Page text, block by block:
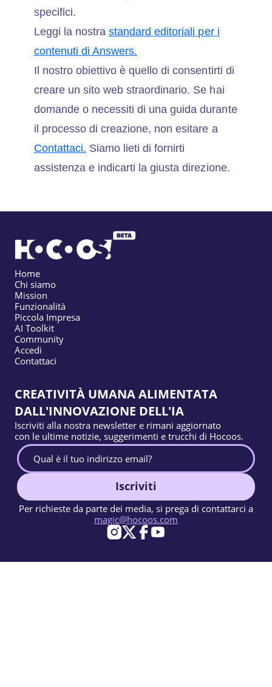
specifici.
Leggi la nostra standard editoriali per i
contenuti di Answers.
Il nostro obiettivo è quello di consentirti di
creare un sito web straordinario. Se hai
domande o necessiti di una guida durante
il processo di creazione, non esitare a
Contattaci. Siamo lieti di fornirti
assistenza e indicarti la giusta direzione.
Home
Chi siamo
Mission
Funzionalità
Piccola Impresa
AI Toolkit
Community
Accedi
Contattaci
CREATIVITÀ UMANA ALIMENTATA
DALL'INNOVAZIONE DELL'IA
Iscriviti alla nostra newsletter e rimani aggiornato
con le ultime notizie, suggerimenti e trucchi di Hocoos.
Iscriviti
Per richieste da parte dei media, si prega di contattarci a
magic@hocoos.com